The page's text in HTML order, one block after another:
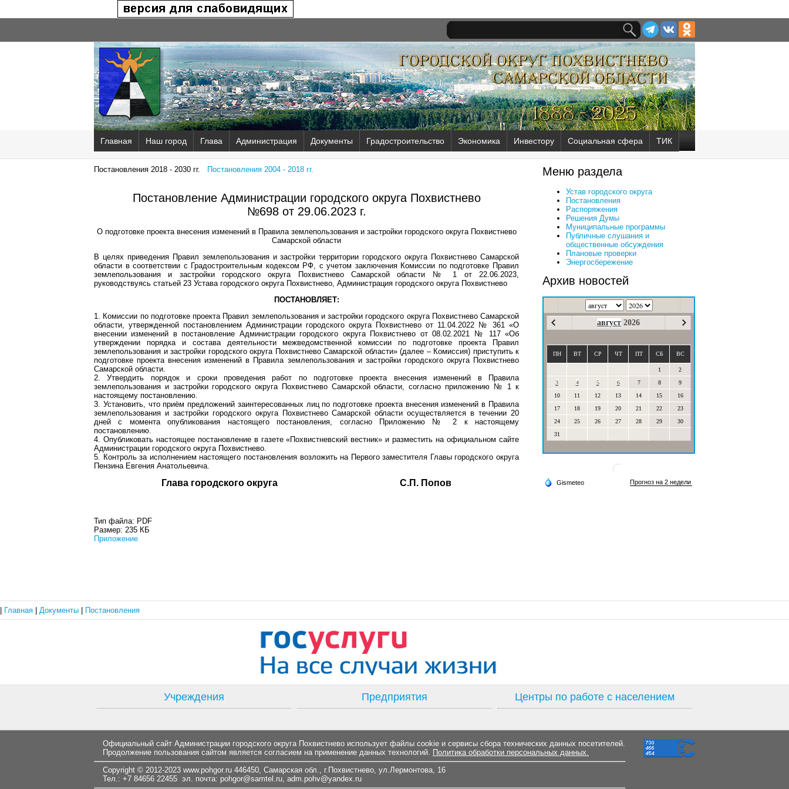
Главная Наш город Глава Администрация Документы Градостроительство Экономика Инвестору Социальная сфера ТИК
Постановления 2018 - 2030 гг. Постановления 2004 - 2018 гг.
Постановление Администрации городского округа Похвистнево
№698 от 29.06.2023 г.
О подготовке проекта внесения изменений в Правила землепользования и застройки городского округа Похвистнево
Самарской области
В целях приведения Правил землепользования и застройки территории городского округа Похвистнево Самарской
области в соответствии с Градостроительным кодексом РФ, с учетом заключения Комиссии по подготовке Правил
землепользования и застройки городского округа Похвистнево Самарской области № 1 от 22.06.2023,
руководствуясь статьей 23 Устава городского округа Похвистнево, Администрация городского округа Похвистнево
ПОСТАНОВЛЯЕТ:
1. Комиссии по подготовке проекта Правил землепользования и застройки городского округа Похвистнево Самарской
области, утвержденной постановлением Администрации городского округа Похвистнево от 11.04.2022 № 361 «О
внесении изменений в постановление Администрации городского округа Похвистнево от 08.02.2021 № 117 «Об
утверждении порядка и состава деятельности межведомственной комиссии по подготовке проекта Правил
землепользования и застройки городского округа Похвистнево Самарской области» (далее – Комиссия) приступить к
подготовке проекта внесения изменений в Правила землепользования и застройки городского округа Похвистнево
Самарской области.
2. Утвердить порядок и сроки проведения работ по подготовке проекта внесения изменений в Правила
землепользования и застройки городского округа Похвистнево Самарской области, согласно приложению № 1 к
настоящему постановлению.
3. Установить, что приём предложений заинтересованных лиц по подготовке проекта внесения изменений в Правила
землепользования и застройки городского округа Похвистнево Самарской области осуществляется в течении 20
дней с момента опубликования настоящего постановления, согласно Приложению № 2 к настоящему
постановлению.
4. Опубликовать настоящее постановление в газете «Похвистневский вестник» и разместить на официальном сайте
Администрации городского округа Похвистнево.
5. Контроль за исполнением настоящего постановления возложить на Первого заместителя Главы городского округа
Пензина Евгения Анатольевича.
Глава городского округа С.П. Попов
Тип файла: PDF
Размер: 235 КБ
Приложение
Меню раздела
Устав городского округа
Постановления
Распоряжения
Решения Думы
Муниципальные программы
Публичные слушания и
общественные обсуждения
Плановые проверки
Энергосбережение
Архив новостей
август 2026
ПН ВТ СР ЧТ ПТ СБ ВС
1
2
3
4 5 6 7 8
9
10
11 12 13 14 15
16
17
18 19 20 21 22
23
24
25 26 27 28 29
30
31
Главная Документы Постановления
Учреждения Предприятия Центры по работе с населением
Официальный сайт Администрации городского округа Похвистнево использует файлы cookie и сервисы сбора технических данных посетителей.
Продолжение пользования сайтом является согласием на применение данных технологий. Политика обработки персональных данных.
Copyright © 2012-2023 www.pohgor.ru 446450, Самарская обл., г.Похвистнево, ул.Лермонтова, 16
Тел.: +7 84656 22455 эл. почта: pohgor@samtel.ru, adm.pohv@yandex.ru